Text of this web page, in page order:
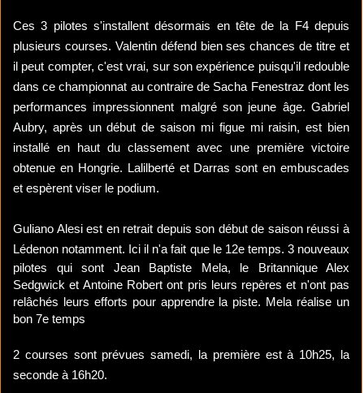
Ces 3 pilotes s'installent désormais en tête de la F4 depuis
plusieurs courses. Valentin défend bien ses chances de titre et
il peut compter, c'est vrai, sur son expérience puisqu'il redouble
dans ce championnat au contraire de Sacha Fenestraz dont les
performances impressionnent malgré son jeune âge. Gabriel
Aubry, après un début de saison mi figue mi raisin, est bien
installé en haut du classement avec une première victoire
obtenue en Hongrie. Lalilberté et Darras sont en embuscades
et espèrent viser le podium.
Guliano Alesi est en retrait depuis son début de saison réussi à
Lédenon notamment. Ici il n'a fait que le 12e temps. 3 nouveaux
pilotes qui sont Jean Baptiste Mela, le Britannique Alex
Sedgwick et Antoine Robert ont pris leurs repères et n'ont pas
relâchés leurs efforts pour apprendre la piste. Mela réalise un
bon 7e temps
2 courses sont prévues samedi, la première està 10h25, la
seconde à 16h20.